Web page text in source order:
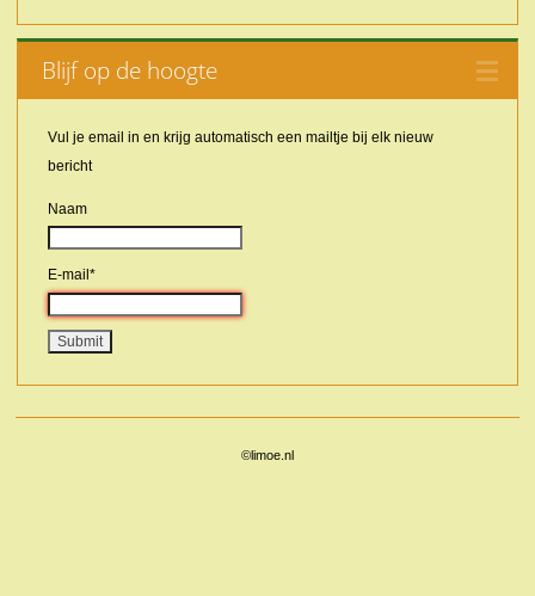
Blijf op de hoogte
Vul je email in en krijg automatisch een mailtje bij elk nieuw
bericht
Naam
E-mail*
©limoe.nl